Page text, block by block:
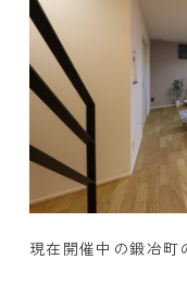
現在開催中の鍛冶町